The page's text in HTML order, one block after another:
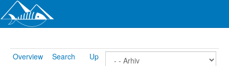
Overview Search Up